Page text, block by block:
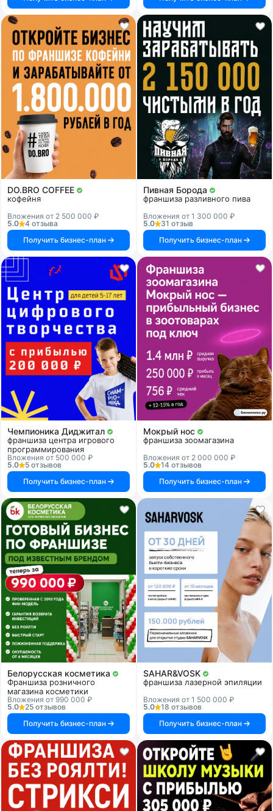
DO.BRO COFFEE
кофейня
Вложения от 2 500 000 ₽
5.0
4 отзыва
Получить бизнес-план
Пивная Борода
франшиза разливного пива
Вложения от 1 300 000 ₽
5.0
31 отзыв
Получить бизнес-план
Чемпионика Диджитал
франшиза центра игрового
программирования
Вложения от 500 000 ₽
5.0
5 отзывов
Получить бизнес-план
Мокрый нос
франшиза зоомагазина
Вложения от 2 000 000 ₽
5.0
14 отзывов
Получить бизнес-план
Белорусская косметика
Франшиза розничного
магазина косметики
Вложения от 990 000 ₽
5.0
25 отзывов
Получить бизнес-план
SAHAR&VOSK
франшиза лазерной эпиляции
Вложения от 1 500 000 ₽
5.0
18 отзывов
Получить бизнес-план